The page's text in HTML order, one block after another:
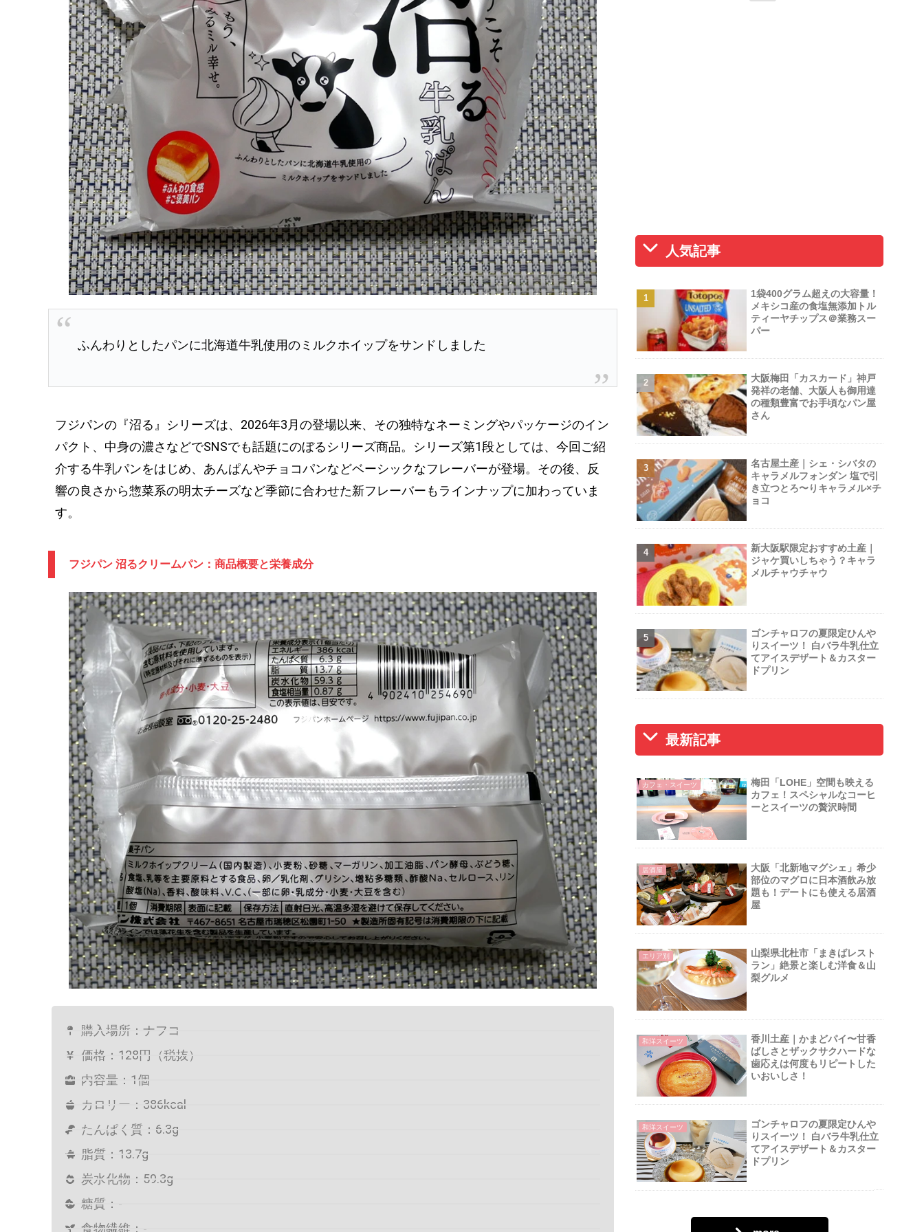
ふんわりとしたパンに北海道牛乳使用のミルクホイップをサンドしました
フジパンの『沼る』シリーズは、2026年3月の登場以来、その独特なネーミングやパッケージのイン
パクト、中身の濃さなどでSNSでも話題にのぼるシリーズ商品。シリーズ第1段としては、今回ご紹
介する牛乳パンをはじめ、あんぱんやチョコパンなどベーシックなフレーバーが登場。その後、反
響の良さから惣菜系の明太チーズなど季節に合わせた新フレーバーもラインナップに加わっていま
す。
フジパン 沼るクリームパン：商品概要と栄養成分
購入場所：ナフコ
価格：128円（税抜）
内容量：1個
カロリー：386kcal
たんぱく質：6.3g
脂質：13.7g
炭水化物：59.3g
糖質：-
食物繊維：-
人気記事
1袋400グラム超えの大容量！
メキシコ産の食塩無添加トル
ティーヤチップス＠業務スー
パー
大阪梅田「カスカード」神戸
発祥の老舗、大阪人も御用達
の種類豊富でお手頃なパン屋
さん
名古屋土産｜シェ・シバタの
キャラメルフォンダン 塩で引
き立つとろ〜りキャラメル×チ
ョコ
新大阪駅限定おすすめ土産｜
ジャケ買いしちゃう？キャラ
メルチャウチャウ
ゴンチャロフの夏限定ひんや
りスイーツ！ 白バラ牛乳仕立
てアイスデザート＆カスター
ドプリン
最新記事
カフェ・スイーツ
梅田「LOHE」空間も映える
カフェ！スペシャルなコーヒ
ーとスイーツの贅沢時間
居酒屋
大阪「北新地マグシェ」希少
部位のマグロに日本酒飲み放
題も！デートにも使える居酒
屋
エリア別
山梨県北杜市「まきばレスト
ラン」絶景と楽しむ洋食＆山
梨グルメ
和洋スイーツ
香川土産｜かまどパイ〜甘香
ばしさとザックサクハードな
歯応えは何度もリピートした
いおいしさ！
和洋スイーツ
ゴンチャロフの夏限定ひんや
りスイーツ！ 白バラ牛乳仕立
てアイスデザート＆カスター
ドプリン